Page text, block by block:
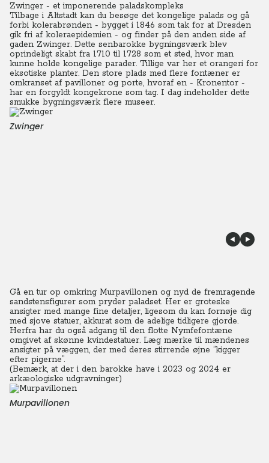
Zwinger - et imponerende paladskompleks
Tilbage i Altstadt kan du besøge det kongelige palads og gå
forbi kolerabrønden - bygget i 1846 som tak for at Dresden
gik fri af koleraepidemien - og finder på den anden side af
gaden Zwinger. Dette senbarokke bygningsværk blev
oprindeligt skabt fra 1710 til 1728 som et sted, hvor man
kunne holde kongelige parader. Tillige var her et orangeri for
eksotiske planter. Den store plads med flere fontæner er
omkranset af pavilloner og porte, hvoraf en - Kronentor -
har en forgyldt kongekrone som tag. I dag indeholder dette
smukke bygningsværk flere museer.
Zwinger
Gå en tur op omkring Murpavillonen og nyd de fremragende
sandstensfigurer som pryder paladset. Her er groteske
ansigter med mange fine detaljer, ligesom du kan fornøje dig
med sjove statuer, akkurat som de adelige tidligere gjorde.
Herfra har du også adgang til den flotte Nymfefontæne
omgivet af skønne kvindestatuer. Læg mærke til mændenes
ansigter på væggen, der med deres stirrende øjne ”kigger
efter pigerne”.
(Bemærk, at der i den barokke have i 2023 og 2024 er
arkæologiske udgravninger)
Murpavillonen